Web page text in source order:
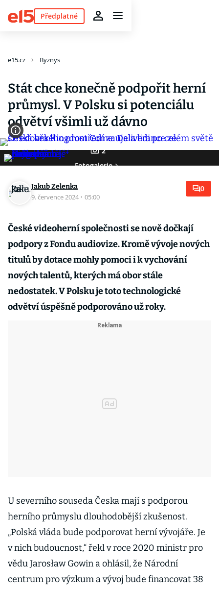
Předplatné
e15.cz Byznys
Stát chce konečně podpořit herní
průmysl. V Polsku si potenciálu
odvětví všimli už dávno
2
Fotogalerie
Jakub Zelenka
9. července 2024 · 05:00
0
České videoherní společnosti se nově dočkají
podpory z Fondu audiovize. Kromě vývoje nových
titulů by dotace mohly pomoci i k vychování
nových talentů, kterých má obor stále
nedostatek. V Polsku je toto technologické
odvětví úspěšně podporováno už roky.
U severního souseda Česka mají s podporou
herního průmyslu dlouhodobější zkušenost.
„Polská vláda bude podporovat herní vývojáře. Je
v nich budoucnost,“ řekl v roce 2020 ministr pro
vědu Jarosław Gowin a ohlásil, že Národní
centrum pro výzkum a vývoj bude financovat 38